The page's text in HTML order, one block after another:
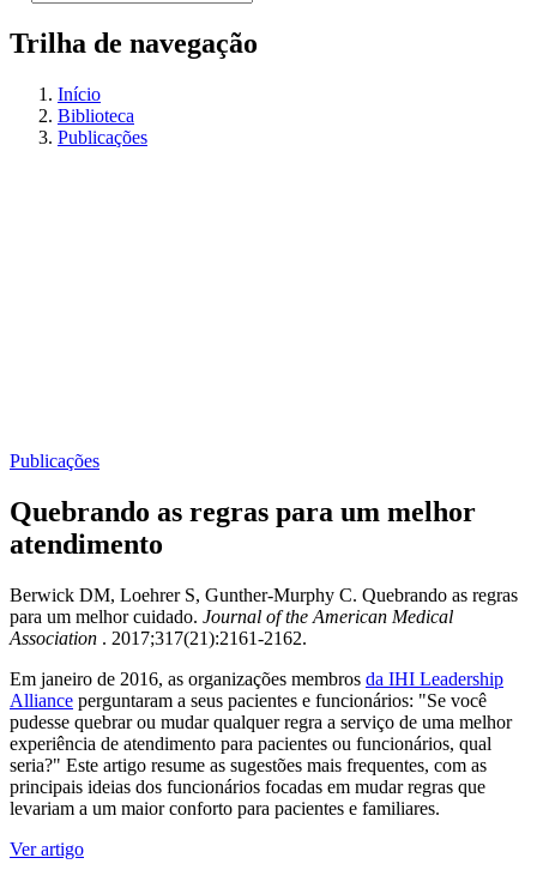
Trilha de navegação
Início
Biblioteca
Publicações
Publicações
Quebrando as regras para um melhor
atendimento
Berwick DM, Loehrer S, Gunther-Murphy C. Quebrando as regras
para um melhor cuidado. Journal of the American Medical
Association . 2017;317(21):2161-2162.
Em janeiro de 2016, as organizações membros da IHI Leadership
Alliance perguntaram a seus pacientes e funcionários: "Se você
pudesse quebrar ou mudar qualquer regra a serviço de uma melhor
experiência de atendimento para pacientes ou funcionários, qual
seria?" Este artigo resume as sugestões mais frequentes, com as
principais ideias dos funcionários focadas em mudar regras que
levariam a um maior conforto para pacientes e familiares.
Ver artigo